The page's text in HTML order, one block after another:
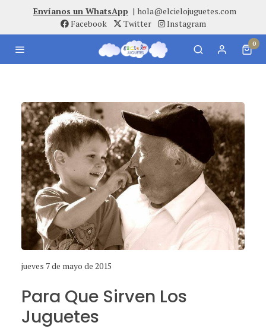
Envíanos un WhatsApp | hola@elcielojuguetes.com
Facebook
Twitter Instagram
0
jueves 7 de mayo de 2015
Para Que Sirven Los
Juguetes